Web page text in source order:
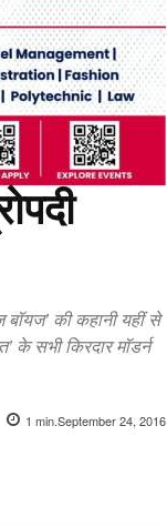
बॉयज’ की कहानी यहीं से
के सभी किरदार मॉडर्न
1 min.September 24, 2016